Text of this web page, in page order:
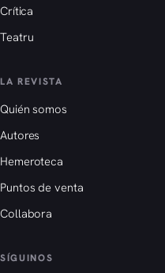
Crítica
Teatru
LA REVISTA
Quién somos
Autores
Hemeroteca
Puntos de venta
Collabora
SÍGUINOS